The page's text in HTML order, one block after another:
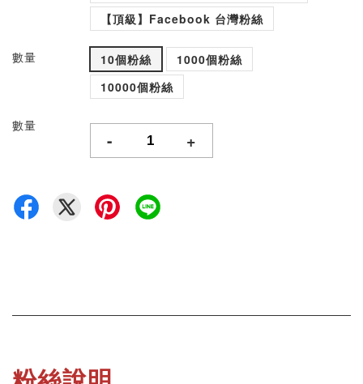
【頂級】Facebook 台灣粉絲
數量 10個粉絲
1000個粉絲
10000個粉絲
數量
- +